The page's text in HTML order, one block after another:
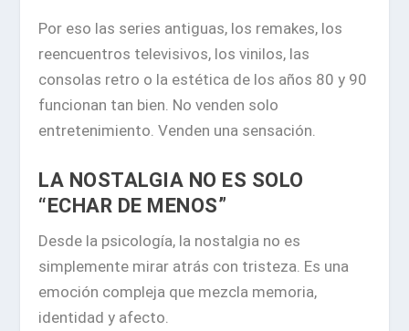
Por eso las series antiguas, los remakes, los
reencuentros televisivos, los vinilos, las
consolas retro o la estética de los años 80 y 90
funcionan tan bien. No venden solo
entretenimiento. Venden una sensación.
LA NOSTALGIA NO ES SOLO
“ECHAR DE MENOS”
Desde la psicología, la nostalgia no es
simplemente mirar atrás con tristeza. Es una
emoción compleja que mezcla memoria,
identidad y afecto.